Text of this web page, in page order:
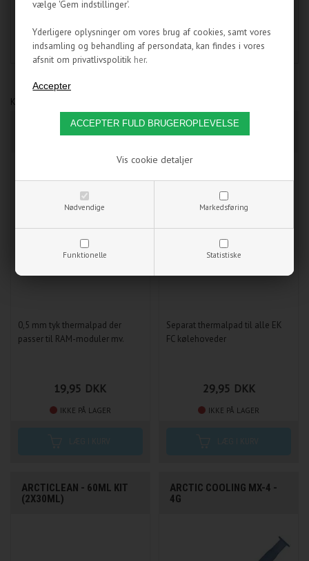
vælge 'Gem indstillinger'.
Yderligere oplysninger om vores brug af cookies, samt vores
indsamling og behandling af persondata, kan findes i vores
afsnit om privatlivspolitik her.
Nødvendige Markedsføring
Funktionelle Statistiske
Vis cookie detaljer
09XX002
Kunder som har købt dette produkt, har også købt:
THERMALPAD -
120X20MM - 0,5MM
0,5 mm tyk thermalpad der
passer til RAM-moduler mv.
19,95 DKK
IKKE PÅ LAGER
EK - THERMAL PAD B
(75X50X0,5MM)
Separat thermalpad til alle EK
FC kølehoveder
29,95 DKK
IKKE PÅ LAGER
ARCTICLEAN - 60ML KIT
(2X30ML)
ARCTIC COOLING MX-4 -
4G